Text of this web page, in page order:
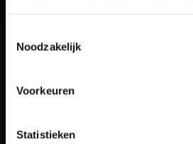
Noodzakelijk
Voorkeuren
Statistieken
Blackstone Broguue Boots Thomas
Bekijk welke Blackstone schoenen bij jouw
Aanmelden nieuwsbrief
Algemene voorwaarden Urban Bozz
Ruilen & Retourneren